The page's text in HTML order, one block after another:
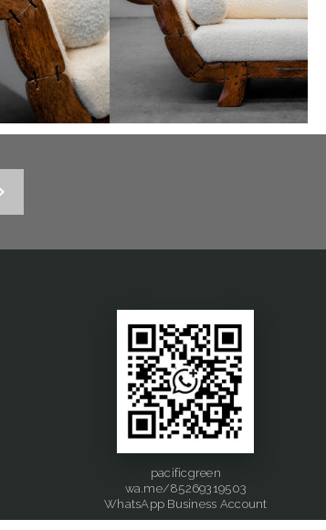
pacificgreen
wa.me/85269319503
WhatsApp Business Account